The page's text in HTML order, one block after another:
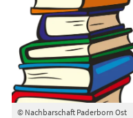
© Nachbarschaft Paderborn Ost